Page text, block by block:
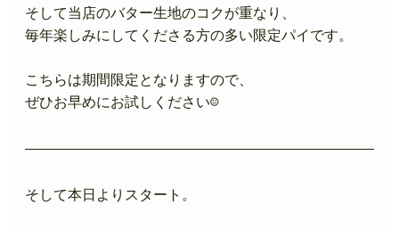
そして当店のバター生地のコクが重なり、
毎年楽しみにしてくださる方の多い限定パイです。
こちらは期間限定となりますので、
ぜひお早めにお試しください☺️
そして本日よりスタート。